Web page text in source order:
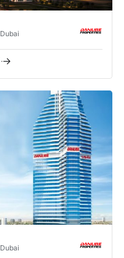
, Dubai
, Dubai